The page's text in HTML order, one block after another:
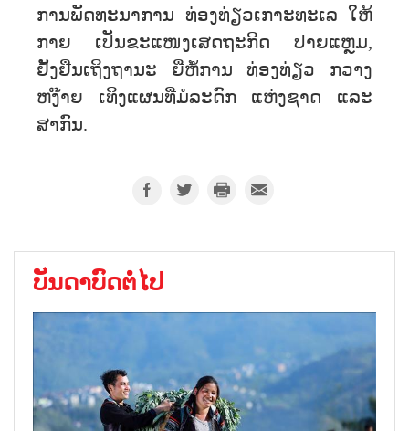
ການພັດທະນາການ ທ່ອງທ່ຽວເກາະທະເລ ໃຫ້
ກາຍ ເປັນຂະແໜງເສດຖະກິດ ປາຍແຫຼມ,
ຢັ້ງຢືນເຖິງຖານະ ຍີ່ຫໍ້ການ ທ່ອງທ່ຽວ ກວາງ
ຫງ໊າຍ ເທິງແຜນທີ່ມໍລະດົກ ແຫ່ງຊາດ ແລະ
ສາກົນ.
ບັນດາບົດຕໍ່ໄປ